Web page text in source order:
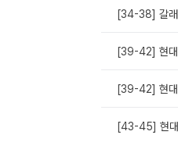
[34-38] 갈래
[39-42] 현대
[39-42] 현대
[43-45] 현대